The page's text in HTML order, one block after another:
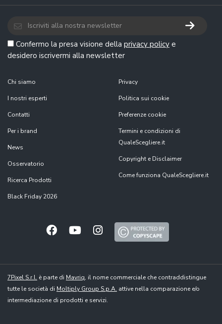
Confermo la presa visione della privacy policy e
desidero iscrivermi alla newsletter
Chi siamo
I nostri esperti
Contatti
Per i brand
News
Osservatorio
Ricerca Prodotti
Black Friday 2026
Privacy
Politica sui cookie
Preferenze cookie
Termini e condizioni di
QualeScegliere.it
Copyright e Disclaimer
Come funziona QualeScegliere.it
7Pixel S.r.l. è parte di Mavriq, il nome commerciale che contraddistingue
tutte le società di Moltiply Group S.p.A. attive nella comparazione e/o
intermediazione di prodotti e servizi.